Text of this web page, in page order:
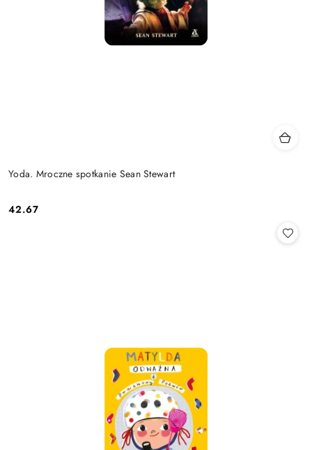
Yoda. Mroczne spotkanie Sean Stewart
Cena:
42.67